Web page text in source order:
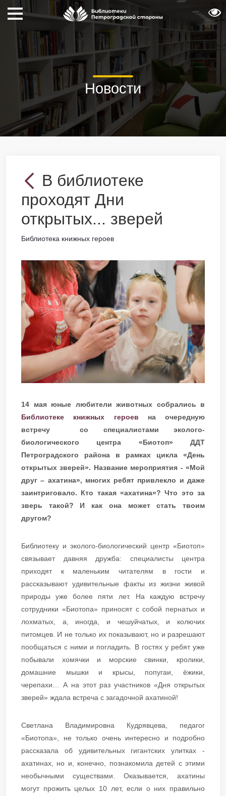
Новости
В библиотеке
проходят Дни
открытых... зверей
Библиотека книжных героев
14 мая юные любители животных собрались в
Библиотеке книжных героев на очередную
встречу со специалистами эколого-
биологического центра «Биотоп» ДДТ
Петроградского района в рамках цикла «День
открытых зверей». Название мероприятия - «Мой
друг – ахатина», многих ребят привлекло и даже
заинтриговало. Кто такая «ахатина»? Что это за
зверь такой? И как она может стать твоим
другом?
Библиотеку и эколого-биологический центр «Биотоп»
связывает давняя дружба: специалисты центра
приходят к маленьким читателям в гости и
рассказывают удивительные факты из жизни живой
природы уже более пяти лет. На каждую встречу
сотрудники «Биотопа» приносят с собой пернатых и
лохматых, а, иногда, и чешуйчатых, и колючих
питомцев. И не только их показывают, но и разрешают
пообщаться с ними и погладить. В гостях у ребят уже
побывали хомячки и морские свинки, кролики,
домашние мышки и крысы, попугаи, ёжики,
черепахи… А на этот раз участников «Дня открытых
зверей» ждала встреча с загадочной ахатиной!
Светлана Владимировна Кудрявцева, педагог
«Биотопа», не только очень интересно и подробно
рассказала об удивительных гигантских улитках -
ахатинах, но и, конечно, познакомила детей с этими
необычными существами. Оказывается, ахатины
могут прожить целых 10 лет, если о них правильно